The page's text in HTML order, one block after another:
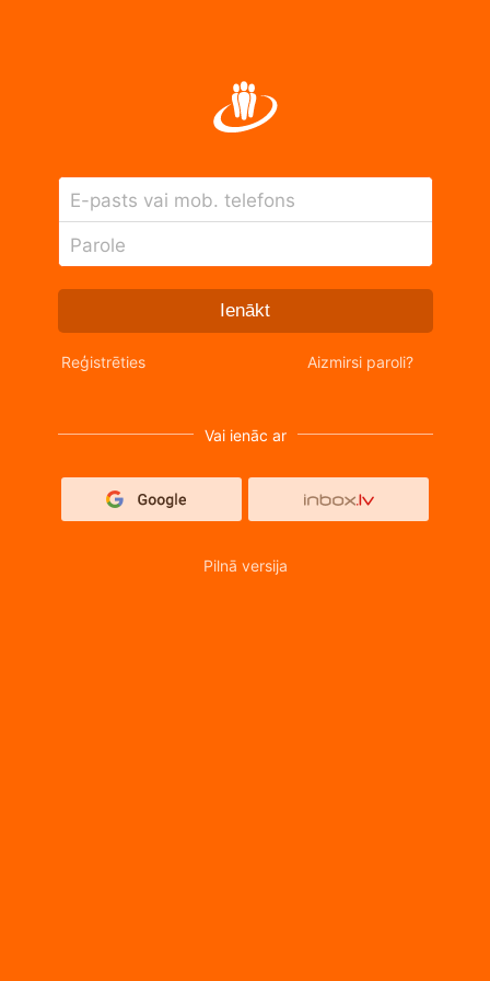
E-pasts vai mob. telefons
Parole
Ienākt
Reģistrēties Aizmirsi paroli?
Vai ienāc ar
Pilnā versija